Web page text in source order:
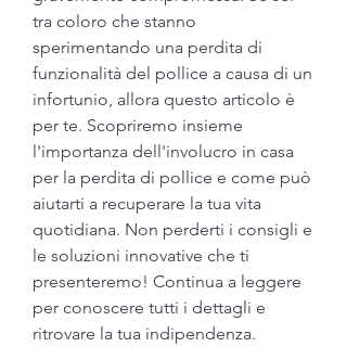
tra coloro che stanno
sperimentando una perdita di
funzionalità del pollice a causa di un
infortunio, allora questo articolo è
per te. Scopriremo insieme
l'importanza dell'involucro in casa
per la perdita di pollice e come può
aiutarti a recuperare la tua vita
quotidiana. Non perderti i consigli e
le soluzioni innovative che ti
presenteremo! Continua a leggere
per conoscere tutti i dettagli e
ritrovare la tua indipendenza.